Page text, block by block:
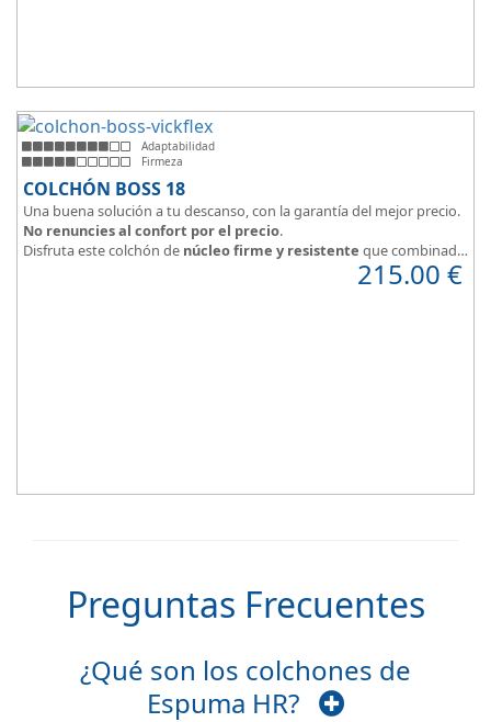
Adaptabilidad
Firmeza
COLCHÓN BOSS 18
Una buena solución a tu descanso, con la garantía del mejor precio.
No renuncies al confort por el precio.
Disfruta este colchón de núcleo firme y resistente que combinado
con el material viscoelástico ViscoPlume en ambas caras y algodón
en cara de verano, consigue un descanso reparador y máximo
215.00 €
Preguntas Frecuentes
¿Qué son los colchones de
Espuma HR?